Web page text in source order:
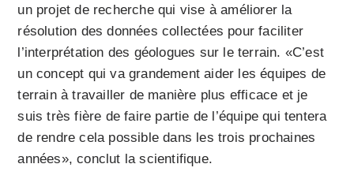
un projet de recherche qui vise à améliorer la
résolution des données collectées pour faciliter
l’interprétation des géologues sur le terrain. «C’est
un concept qui va grandement aider les équipes de
terrain à travailler de manière plus efficace et je
suis très fière de faire partie de l’équipe qui tentera
de rendre cela possible dans les trois prochaines
années», conclut la scientifique.